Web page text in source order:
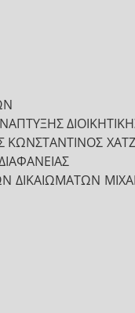
ΚΩΝΣΤΑΝΤΙΝΟΣ
ΔΙΚΑΙΩΜΑΤΩΝ